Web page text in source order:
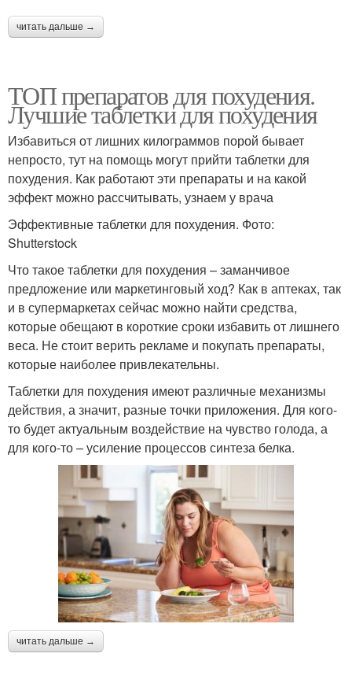
читать дальше →
ТОП препаратов для похудения.
Лучшие таблетки для похудения
Избавиться от лишних килограммов порой бывает
непросто, тут на помощь могут прийти таблетки для
похудения. Как работают эти препараты и на какой
эффект можно рассчитывать, узнаем у врача
Эффективные таблетки для похудения. Фото:
Shutterstock
Что такое таблетки для похудения – заманчивое
предложение или маркетинговый ход? Как в аптеках, так
и в супермаркетах сейчас можно найти средства,
которые обещают в короткие сроки избавить от лишнего
веса. Не стоит верить рекламе и покупать препараты,
которые наиболее привлекательны.
Таблетки для похудения имеют различные механизмы
действия, а значит, разные точки приложения. Для кого-
то будет актуальным воздействие на чувство голода, а
для кого-то – усиление процессов синтеза белка.
читать дальше →